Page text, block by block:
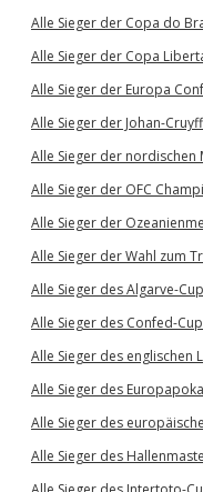
Alle Sieger der Copa do
Alle Sieger der Copa
Alle Sieger der Europa
Alle Sieger der Johan-
Alle Sieger der nordischen
Alle Sieger der OFC
Alle Sieger der
Alle Sieger der Wahl zum
Alle Sieger des Algarve-
Alle Sieger des Confed-
Alle Sieger des englischen
Alle Sieger des
Alle Sieger des
Alle Sieger des